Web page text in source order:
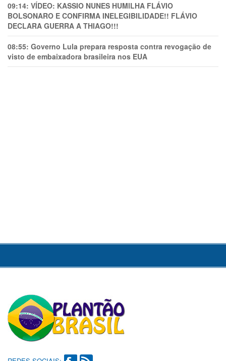
09:14: VÍDEO: KASSIO NUNES HUMlLHA FLÁVIO
BOLSONARO E CONFIRMA INELEGIBILIDADE!! FLÁVIO
DECLARA GUERRA A THIAGO!!!
08:55: Governo Lula prepara resposta contra revogação de
visto de embaixadora brasileira nos EUA